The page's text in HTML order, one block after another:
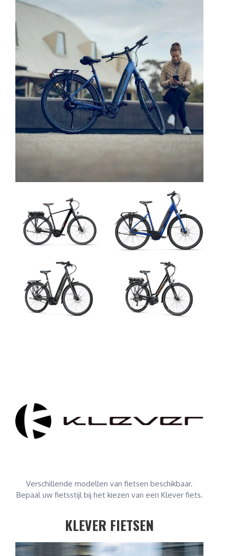
Verschillende modellen van fietsen beschikbaar.
Bepaal uw fietsstijl bij het kiezen van een Klever fiets.
KLEVER FIETSEN